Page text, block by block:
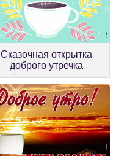
Сказочная открытка
доброго утречка